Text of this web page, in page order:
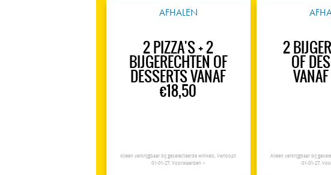
AFHALEN
2 PIZZA'S + 2
BIJGERECHTEN OF
DESSERTS VANAF
€18,50
Alleen verkrijgbaar bij geselecteerde winkels. Verloopt
01-01-27.Voorwaarden >
2
OF
Alleen verkrijgbaar bij
01-01-27.